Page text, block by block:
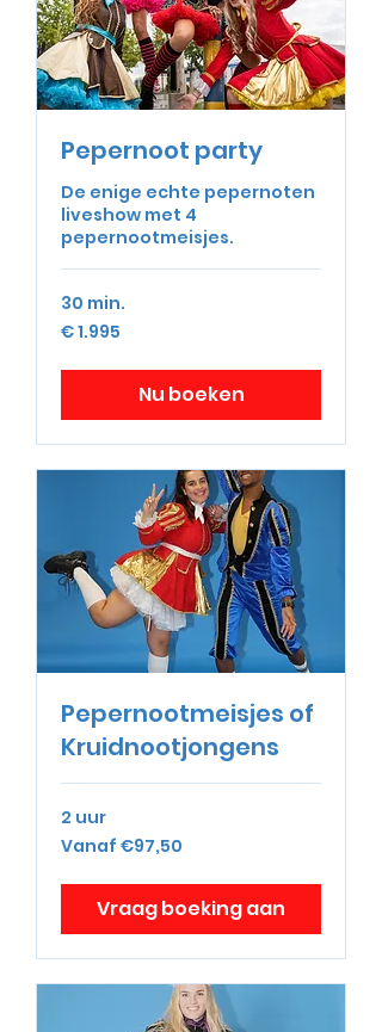
Pepernoot party
De enige echte pepernoten
liveshow met 4
pepernootmeisjes.
30 min.
1.995
euro
€ 1.995
Nu boeken
Pepernootmeisjes of
Kruidnootjongens
2 uur
Vanaf
€97,50
Vanaf €97,50
Vraag boeking aan